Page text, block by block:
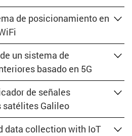
de posicionamiento en
un sistema de
basado en 5G
de señales
satélites Galileo
data collection with IoT